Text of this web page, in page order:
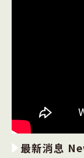
最新消息